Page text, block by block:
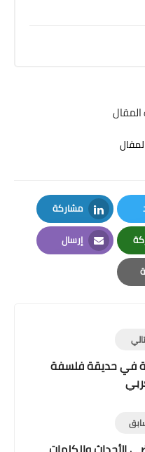
مشاركة
LinkedIn
إرسال
Email
في حديقة فلسفة